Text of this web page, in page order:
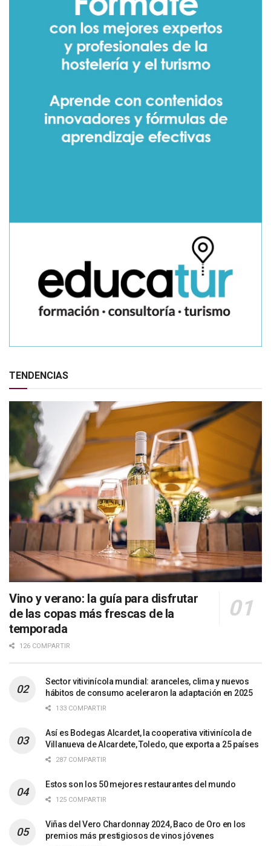
TENDENCIAS
Vino y verano: la guía para disfrutar
de las copas más frescas de la
temporada
126 COMPARTIR
Sector vitivinícola mundial: aranceles, clima y nuevos
hábitos de consumo aceleraron la adaptación en 2025
133 COMPARTIR
Así es Bodegas Alcardet, la cooperativa vitivinícola de
Villanueva de Alcardete, Toledo, que exporta a 25 países
287 COMPARTIR
Estos son los 50 mejores restaurantes del mundo
125 COMPARTIR
Viñas del Vero Chardonnay 2024, Baco de Oro en los
premios más prestigiosos de vinos jóvenes